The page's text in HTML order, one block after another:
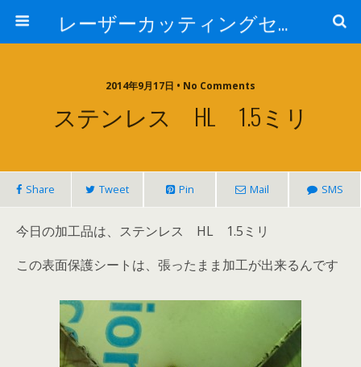
レーザーカッティングセンター 株式会社 中本鉄工所
2014年9月17日 • No Comments
ステンレス HL 1.5ミリ
Share Tweet Pin Mail SMS
今日の加工品は、ステンレス HL 1.5ミリ
この表面保護シートは、張ったまま加工が出来るんです